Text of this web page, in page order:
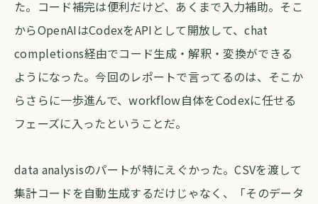
た。コード補完は便利だけど、あくまで入力補助。そこ
からOpenAIはCodexをAPIとして開放して、chat
completions経由でコード生成・解釈・変換ができる
ようになった。今回のレポートで言ってるのは、そこか
らさらに一歩進んで、workflow自体をCodexに任せる
フェーズに入ったということだ。
data analysisのパートが特にえぐかった。CSVを渡して
集計コードを自動生成するだけじゃなく、「そのデータ